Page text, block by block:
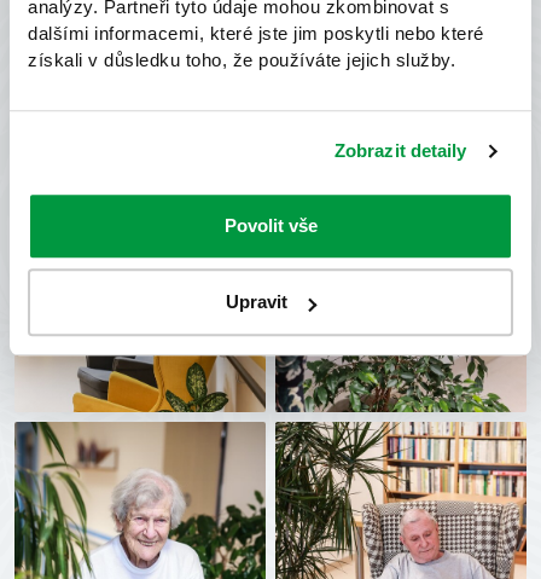
analýzy. Partneři tyto údaje mohou zkombinovat s
dalšími informacemi, které jste jim poskytli nebo které
získali v důsledku toho, že používáte jejich služby.
Zobrazit detaily
Povolit vše
Upravit